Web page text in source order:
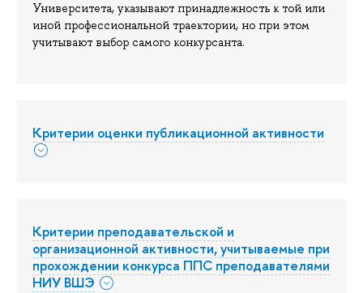
Университета, указывают принадлежность к той или
иной профессиональной траектории, но при этом
учитывают выбор самого конкурсанта.
Критерии оценки публикационной активности
Критерии преподавательской и
организационной активности, учитываемые при
прохождении конкурса ППС преподавателями
НИУ ВШЭ